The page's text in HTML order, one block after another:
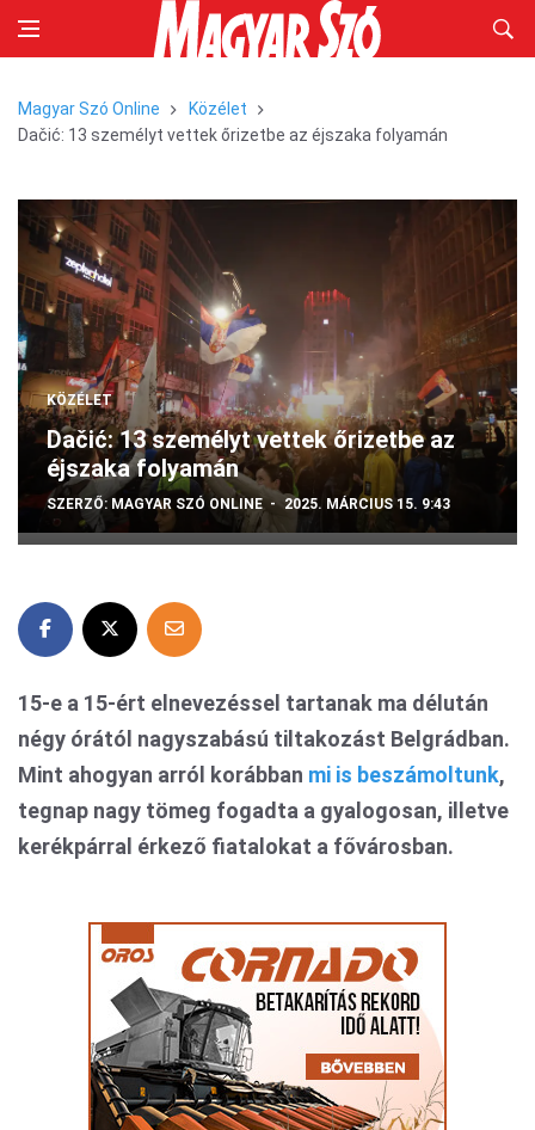
Magyar Szó Online
Közélet
Dačić: 13 személyt vettek őrizetbe az éjszaka folyamán
KÖZÉLET
Dačić: 13 személyt vettek őrizetbe az
éjszaka folyamán
SZERZŐ: MAGYAR SZÓ ONLINE 2025. MÁRCIUS 15. 9:43
15-e a 15-ért elnevezéssel tartanak ma délután
négy órától nagyszabású tiltakozást Belgrádban.
Mint ahogyan arról korábban mi is beszámoltunk,
tegnap nagy tömeg fogadta a gyalogosan, illetve
kerékpárral érkező fiatalokat a fővárosban.